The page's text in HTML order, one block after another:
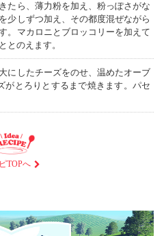
たら、薄力粉を加え、粉っぽさがな
少しずつ加え、その都度混ぜながら
。マカロニとブロッコリーを加えて
とのえます。
にしたチーズをのせ、温めたオーブ
がとろりとするまで焼きます。パセ
TOPへ